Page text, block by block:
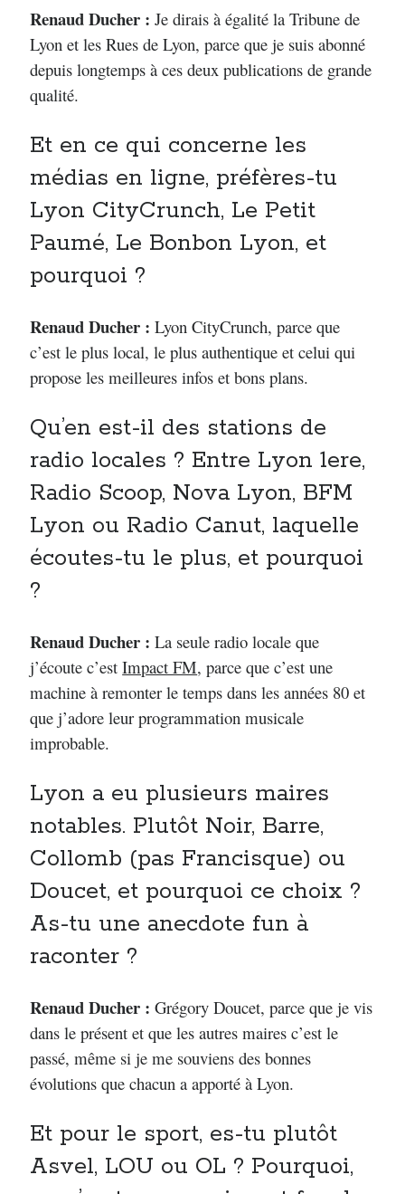
Renaud Ducher : Je dirais à égalité la Tribune de
Lyon et les Rues de Lyon, parce que je suis abonné
depuis longtemps à ces deux publications de grande
qualité.
Et en ce qui concerne les
médias en ligne, préfères-tu
Lyon CityCrunch, Le Petit
Paumé, Le Bonbon Lyon, et
pourquoi ?
Renaud Ducher : Lyon CityCrunch, parce que
c’est le plus local, le plus authentique et celui qui
propose les meilleures infos et bons plans.
Qu’en est-il des stations de
radio locales ? Entre Lyon 1ere,
Radio Scoop, Nova Lyon, BFM
Lyon ou Radio Canut, laquelle
écoutes-tu le plus, et pourquoi
?
Renaud Ducher : La seule radio locale que
j’écoute c’estImpact FM, parce que c’est une
machine à remonter le temps dans les années 80 et
que j’adore leur programmation musicale
improbable.
Lyon a eu plusieurs maires
notables. Plutôt Noir, Barre,
Collomb (pas Francisque) ou
Doucet, et pourquoi ce choix ?
As-tu une anecdote fun à
raconter ?
Renaud Ducher : Grégory Doucet, parce que je vis
dans le présent et que les autres maires c’est le
passé, même si je me souviens des bonnes
évolutions que chacun a apporté à Lyon.
Et pour le sport, es-tu plutôt
Asvel, LOU ou OL ? Pourquoi,